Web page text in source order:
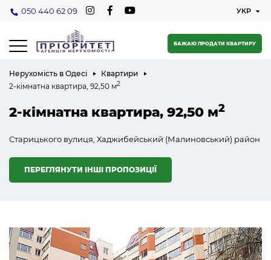
050 440 62 09
БАЖАЮ ПРОДАТИ КВАРТИРУ
Нерухомість в Одесі
Квартири
2-кімнатна квартира, 92,50 м2
2-кімнатна квартира, 92,50 м2
Старицького вулиця, Хаджибейський (Малиновський) район
ПЕРЕГЛЯНУТИ ІНШІ ПРОПОЗИЦІЇ